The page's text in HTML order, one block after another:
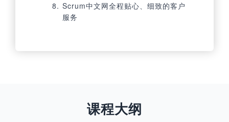
Scrum中文网全程贴心、细致的客户
服务
课程大纲